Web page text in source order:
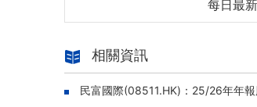
每日最
相關資訊
民富國際(08511.HK)：25/26年年